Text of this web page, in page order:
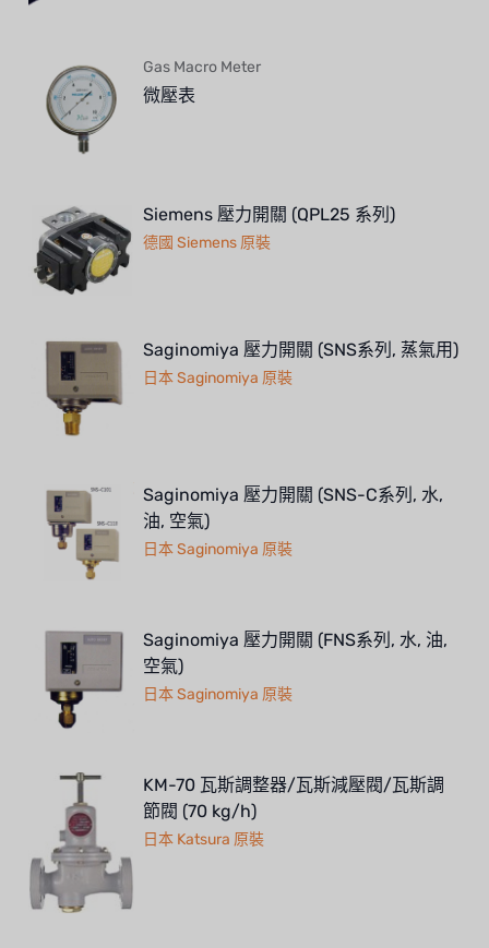
WL
CASH ACME
RUNXIN
Gas Macro Meter
微壓表
Siemens 壓力開關 (QPL25 系列)
德國 Siemens 原裝
Saginomiya 壓力開關 (SNS系列, 蒸氣用)
日本 Saginomiya 原裝
Saginomiya 壓力開關 (SNS-C系列, 水,
油, 空氣)
日本 Saginomiya 原裝
Saginomiya 壓力開關 (FNS系列, 水, 油,
空氣)
日本 Saginomiya 原裝
KM-70 瓦斯調整器/瓦斯減壓閥/瓦斯調
節閥 (70 kg/h)
日本 Katsura 原裝